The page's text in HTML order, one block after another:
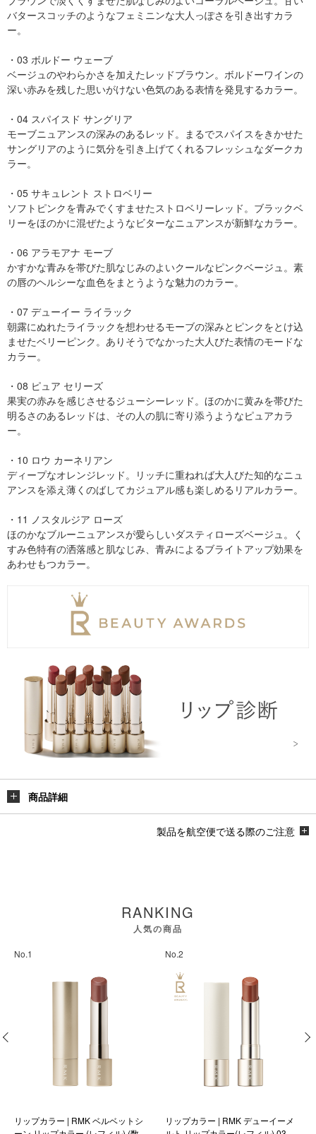
バタースコッチのようなフェミニンな大人っぽさを引き出すカラ
ー。
・03 ボルドー ウェーブ
ベージュのやわらかさを加えたレッドブラウン。ボルドーワインの
深い赤みを残した思いがけない色気のある表情を発見するカラー。
・04 スパイスド サングリア
モーブニュアンスの深みのあるレッド。まるでスパイスをきかせた
サングリアのように気分を引き上げてくれるフレッシュなダークカ
ラー。
・05 サキュレント ストロベリー
ソフトピンクを青みでくすませたストロベリーレッド。ブラックベ
リーをほのかに混ぜたようなビターなニュアンスが新鮮なカラー。
・06 アラモアナ モーブ
かすかな青みを帯びた肌なじみのよいクールなピンクベージュ。素
の唇のヘルシーな血色をまとうような魅力のカラー。
・07 デューイー ライラック
朝露にぬれたライラックを想わせるモーブの深みとピンクをとけ込
ませたベリーピンク。ありそうでなかった大人びた表情のモードな
カラー。
・08 ピュア セリーズ
果実の赤みを感じさせるジューシーレッド。ほのかに黄みを帯びた
明るさのあるレッドは、その人の肌に寄り添うようなピュアカラ
ー。
・10 ロウ カーネリアン
ディープなオレンジレッド。リッチに重ねれば大人びた知的なニュ
アンスを添え薄くのばしてカジュアル感も楽しめるリアルカラー。
・11 ノスタルジア ローズ
ほのかなブルーニュアンスが愛らしいダスティローズベージュ。く
すみ色特有の洒落感と肌なじみ、青みによるブライトアップ効果を
あわせもつカラー。
商品詳細
製品を航空便で送る際のご注意
RANKING
人気の商品
No.1
リップカラー | RMK ベルベットシ
No.2
リップカラー | RMK デューイーメ